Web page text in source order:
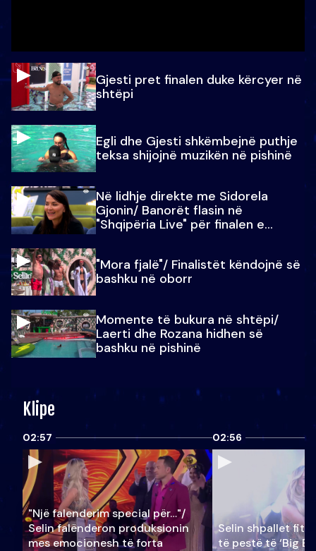
Gjesti pret finalen duke kërcyer në
shtëpi
Egli dhe Gjesti shkëmbejnë puthje
teksa shijojnë muzikën në pishinë
Në lidhje direkte me Sidorela
Gjonin/ Banorët flasin në
"Shqipëria Live" për finalen e
"Mora fjalë"/ Finalistët këndojnë së
bashku në oborr
Momente të bukura në shtëpi/
Laerti dhe Rozana hidhen së
bashku në pishinë
Klipe
02:57
"Një falenderim special për…"/
Selin falënderon produksionin
mes emocionesh të forta
02:56
Selin shpallet
të pestë të ‘Big